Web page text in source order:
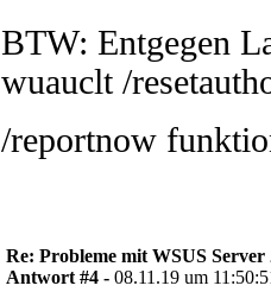
BTW: Entgegen
wuauclt /
/reportnow
Re: Probleme mit WSUS Server
Antwort #4 - 08.11.19 um